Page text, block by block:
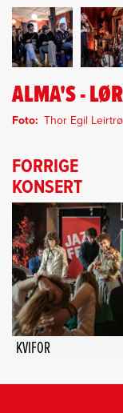
ALMA'S -
Foto Thor Egil Leirtrø
FORRIGE
KONSERT
KVIFOR